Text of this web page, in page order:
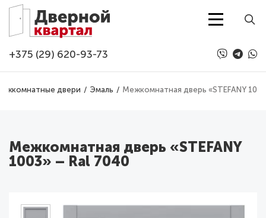
Перейти к основному содержанию
+375 (29) 620-93-73
двери Эмаль Межкомнатная дверь «STEFANY
Межкомнатная дверь «STEFANY
1003» – Ral 7040